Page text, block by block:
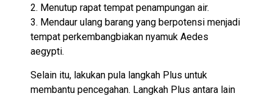
2. Menutup rapat tempat penampungan air.
3. Mendaur ulang barang yang berpotensi menjadi
tempat perkembangbiakan nyamuk Aedes
aegypti.
Selain itu, lakukan pula langkah Plus untuk
membantu pencegahan. Langkah Plus antara lain